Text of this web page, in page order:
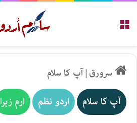
سرورق|آپ کا سلام
آپ کا سلام اردو نظم ارم زہرا